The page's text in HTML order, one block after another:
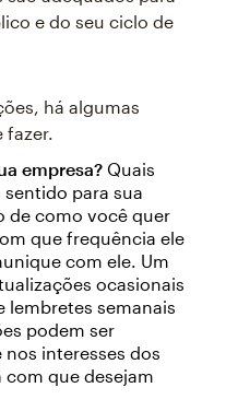
e do seu ciclo de
há algumas
fazer.
empresa? Quais
para sua
de como você quer
que frequência ele
com ele. Um
ocasionais
lembretes semanais
podem ser
interesses dos
que desejam